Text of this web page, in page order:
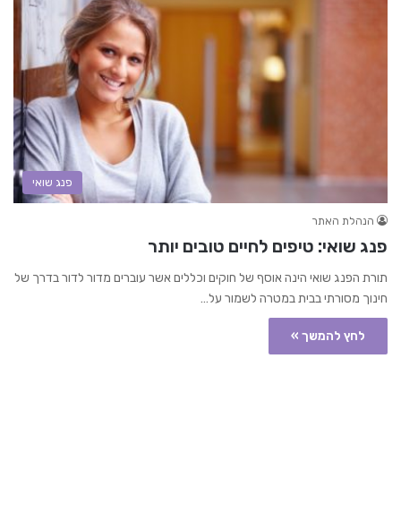
פנג שואי
הנהלת האתר
פנג שואי: טיפים לחיים טובים יותר
תורת הפנג שואי הינה אוסף של חוקים וכללים אשר עוברים מדור לדור בדרך של
חינוך מסורתי בבית במטרה לשמור על…
לחץ להמשך »